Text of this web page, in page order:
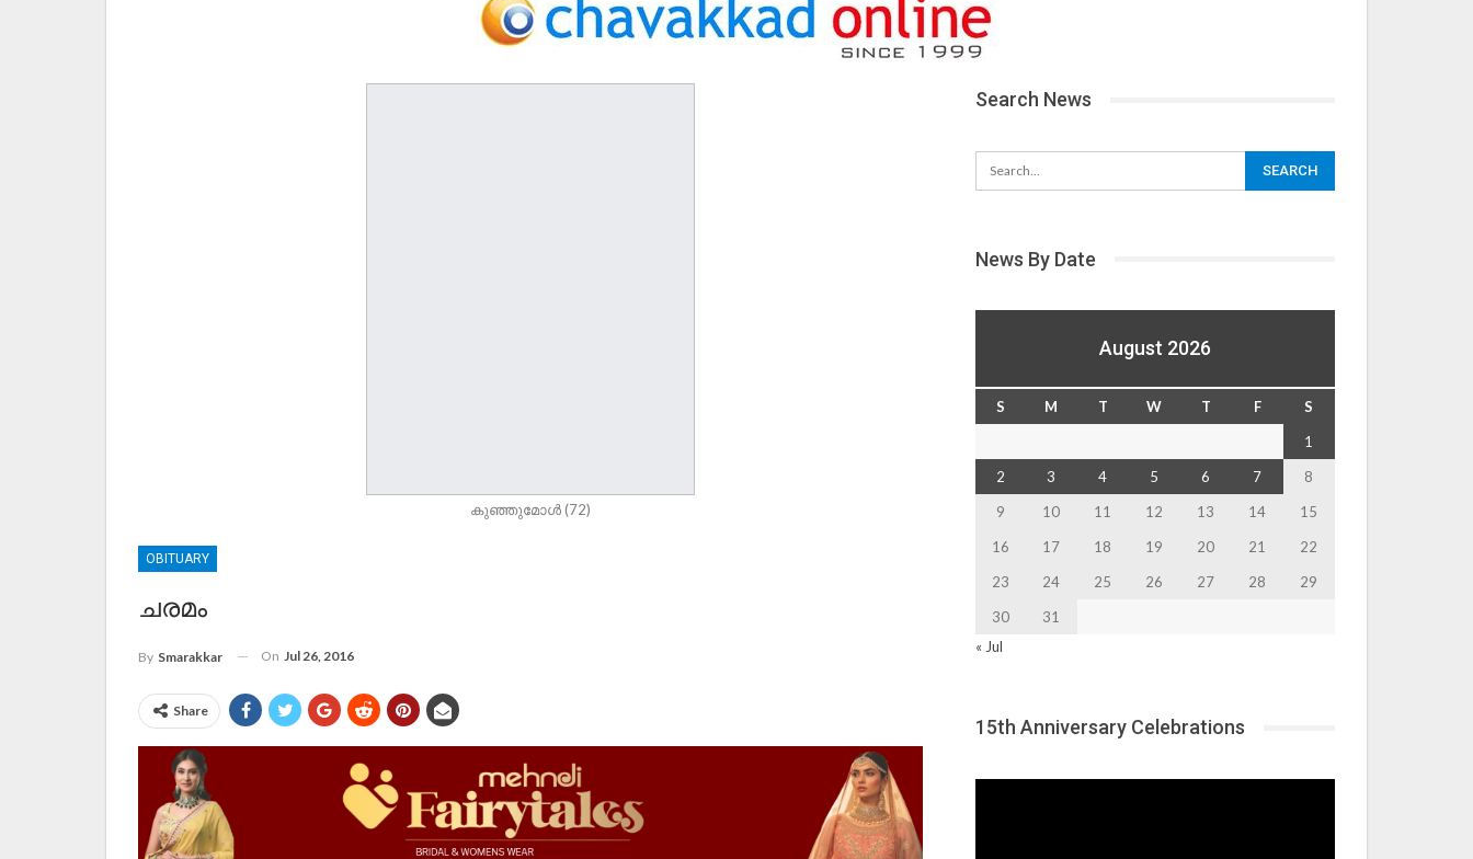
കുഞ്ഞുമോള്‍ (72)
OBITUARY
ചരമം
By Smarakkar On Jul 26, 2016
Share
Search News
News By Date
August 2026
S M T W T F
S
1
2
3 4 5 6 7
8
9
10 11 12 13 14
15
16
17 18 19 20 21
22
23
24 25 26 27 28
29
30
31
« Jul
15th Anniversary Celebrations